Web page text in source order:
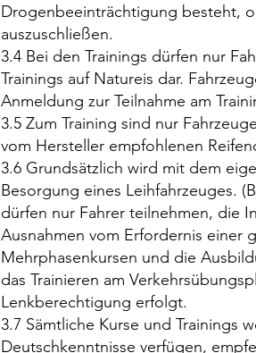
Drogenbeeinträchtigung besteht,
auszuschließen.
3.4 Bei den Trainings dürfen nur
Trainings auf Natureis dar.
Anmeldung zur Teilnahme am
3.5 Zum Training sind nur
vom Hersteller empfohlenen
3.6 Grundsätzlich wird mit dem
Besorgung eines Leihfahrzeuges.
dürfen nur Fahrer teilnehmen, die
Ausnahmen vom Erfordernis einer
Mehrphasenkursen und die
das Trainieren am
Lenkberechtigung erfolgt.
3.7 Sämtliche Kurse und Trainings
Deutschkenntnisse verfügen,